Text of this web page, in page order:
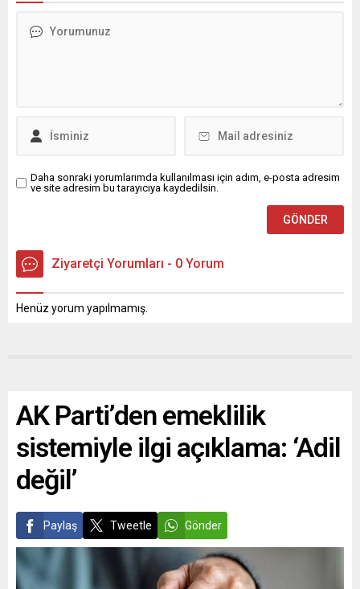
Daha sonraki yorumlarımda kullanılması için adım, e-posta adresim
ve site adresim bu tarayıcıya kaydedilsin.
Ziyaretçi Yorumları - 0 Yorum
Henüz yorum yapılmamış.
AK Parti’den emeklilik
sistemiyle ilgi açıklama: ‘Adil
değil’
Paylaş Tweetle Gönder